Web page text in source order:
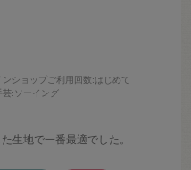
ショップご利用回数:はじめて
芸:ソーイング
生地で一番最適でした。